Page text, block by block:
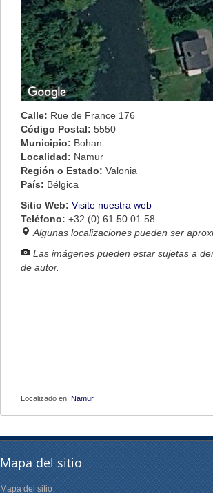
Calle: Rue de France 176
Código Postal: 5550
Municipio: Bohan
Localidad: Namur
Región o Estado: Valonia
País: Bélgica
Sitio Web: Visite nuestra web
Teléfono: +32 (0) 61 50 01 58
Algunas localizaciones pueden ser
Las imágenes pueden estar sujetas a
de autor.
Localizado en: Namur
Mapa del sitio
Mapa del sitio